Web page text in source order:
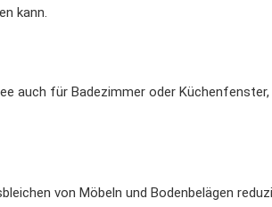
kann.
auch für Badezimmer oder Küchenfenster,
von Möbeln und Bodenbelägen